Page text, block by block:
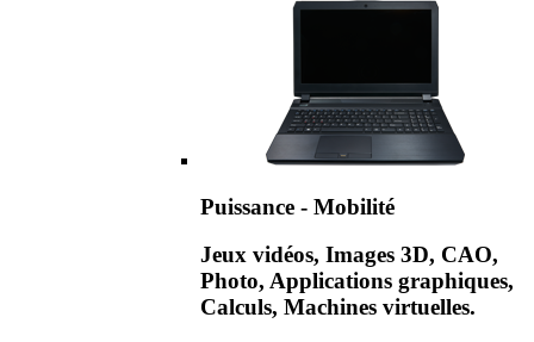
Puissance - Mobilité
Jeux vidéos, Images 3D, CAO,
Photo, Applications graphiques,
Calculs, Machines virtuelles.